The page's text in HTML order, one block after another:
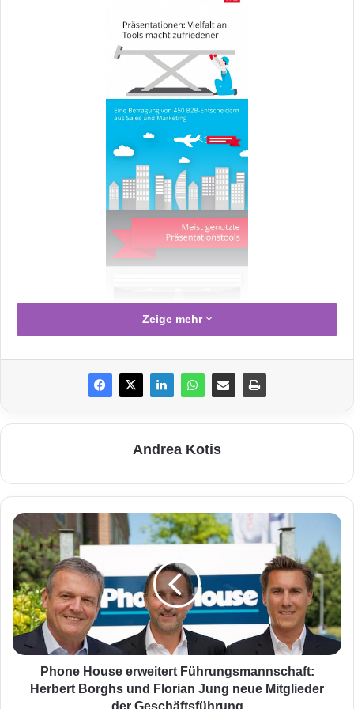
Zeige mehr
Andrea Kotis
P
h
o
n
e
H
o
u
s
Phone House erweitert Führungsmannschaft:
Herbert Borghs und Florian Jung neue Mitglieder